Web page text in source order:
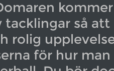
tacklingar så att
rolig
för hur